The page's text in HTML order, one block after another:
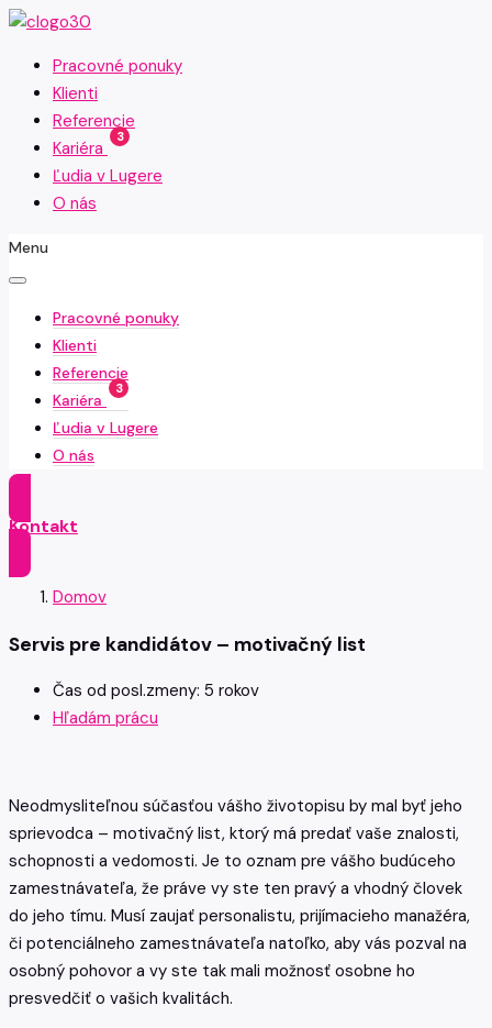
Pracovné ponuky
Klienti
Referencie
Kariéra
3
Ľudia v Lugere
O nás
Menu
Pracovné ponuky
Klienti
Referencie
Kariéra
3
Ľudia v Lugere
O nás
Kontakt
Domov
Servis pre kandidátov – motivačný list
Čas od posl.zmeny: 5 rokov
Hľadám prácu
Neodmysliteľnou súčasťou vášho životopisu by mal byť jeho
sprievodca – motivačný list, ktorý má predať vaše znalosti,
schopnosti a vedomosti. Je to oznam pre vášho budúceho
zamestnávateľa, že práve vy ste ten pravý a vhodný človek
do jeho tímu. Musí zaujať personalistu, prijímacieho manažéra,
či potenciálneho zamestnávateľa natoľko, aby vás pozval na
osobný pohovor a vy ste tak mali možnosť osobne ho
presvedčiť o vašich kvalitách.